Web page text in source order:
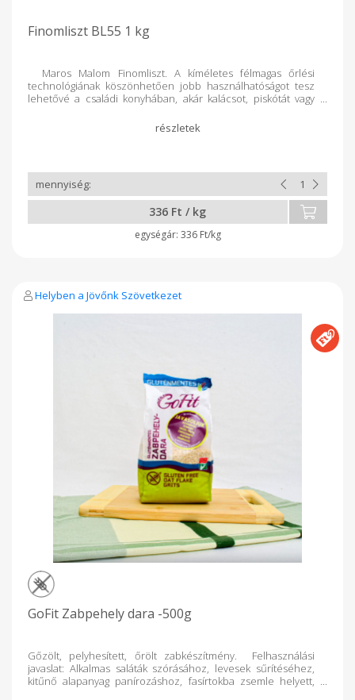
Finomliszt BL55 1 kg
Maros Malom Finomliszt. A kíméletes félmagas őrlési
technológiának köszönhetően jobb használhatóságot tesz
lehetővé a családi konyhában, akár kalácsot, piskótát vagy
336 Ft / kg
336 Ft/kg
Helyben a Jövőnk Szövetkezet
GoFit Zabpehely dara -500g
Gőzölt, pelyhesített, őrölt zabkészítmény. Felhasználási
javaslat: Alkalmas saláták szórásához, levesek sűrítéséhez,
kitűnő alapanyag panírozáshoz, fasírtokba zsemle helyett,